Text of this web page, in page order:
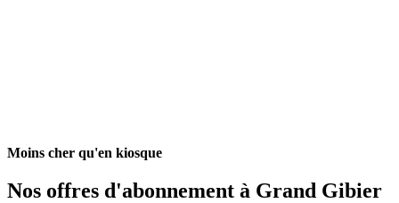
Moins cher qu'en kiosque
Nos offres d'abonnement à Grand Gibier